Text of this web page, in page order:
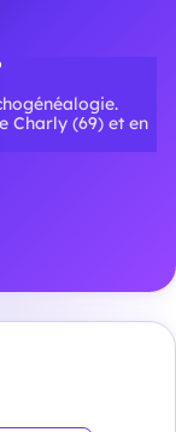
Charly (69) et en